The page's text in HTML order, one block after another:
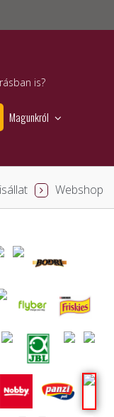
is?
Magunkról
Webshop